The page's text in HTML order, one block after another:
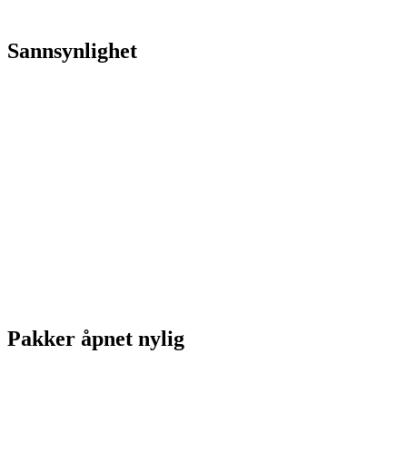
Sannsynlighet
Pakker åpnet nylig